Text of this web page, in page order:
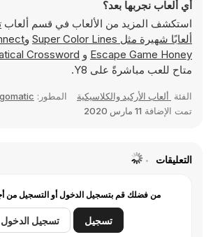
أي ألعاب نجربها بعد؟
استكشف المزيد من الألعاب في قسم ألعاب
ألعابًا شهيرة مثل Super Color Lines و
Escape Game Honey و Crossword
متاح للعب مباشرةً على Y8.
الفئة ألعاب الأركيد والكلاسيكية المطور:
تمت الإضافة 11 مارس 2020
التعليقات
من فضلك قم بتسجيل الدخول أو التسجيل من
تسجيل تسجيل الدخول